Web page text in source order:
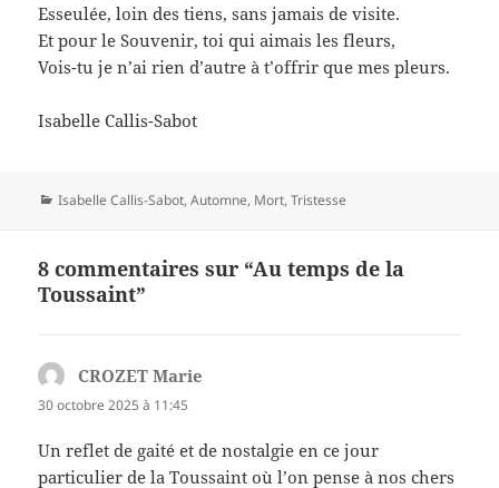
Esseulée, loin des tiens, sans jamais de visite.
Et pour le Souvenir, toi qui aimais les fleurs,
Vois-tu je n’ai rien d’autre à t’offrir que mes pleurs.
Isabelle Callis-Sabot
Catégories
Isabelle Callis-Sabot,Automne, Mort,Tristesse
8 commentaires sur “Au temps de la
Toussaint”
CROZET Marie
30 octobre 2025 à 11:45
Un reflet de gaité et de nostalgie en ce jour
particulier de la Toussaint où l’on pense à nos chers